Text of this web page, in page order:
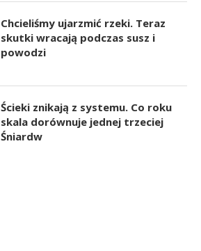
Chcieliśmy ujarzmić rzeki. Teraz
skutki wracają podczas susz i
powodzi
Ścieki znikają z systemu. Co roku
skala dorównuje jednej trzeciej
Śniardw